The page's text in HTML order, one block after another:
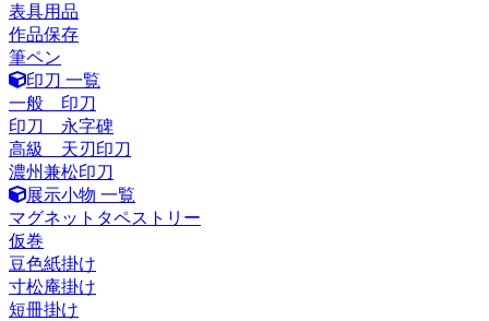
表具用品
作品保存
筆ペン
印刀 一覧
一般 印刀
印刀 永字碑
高級 天刃印刀
濃州兼松印刀
展示小物 一覧
マグネットタペストリー
仮巻
豆色紙掛け
寸松庵掛け
短冊掛け